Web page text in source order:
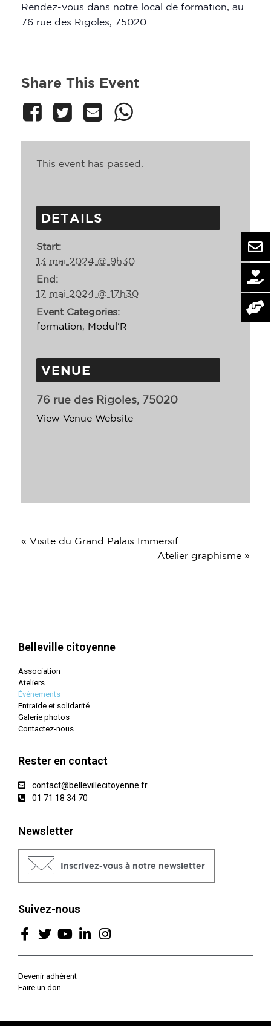
Rendez-vous dans notre local de formation, au
76 rue des Rigoles, 75020
Share This Event
This event has passed.
DETAILS
Start:
13 mai 2024 @ 9h30
End:
17 mai 2024 @ 17h30
Event Categories:
formation, Modul'R
VENUE
76 rue des Rigoles, 75020
View Venue Website
« Visite du Grand Palais Immersif
Atelier graphisme »
Belleville citoyenne
Association
Ateliers
Événements
Entraide et solidarité
Galerie photos
Contactez-nous
Rester en contact
contact@bellevillecitoyenne.fr
01 71 18 34 70
Newsletter
Inscrivez-vous à notre newsletter
Suivez-nous
Devenir adhérent
Faire un don